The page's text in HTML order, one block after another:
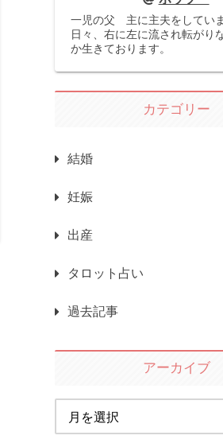
一児の父 主に主夫をしていま
日々、右に左に流され転がり
か生きております。
カテゴリー
結婚
妊娠
出産
タロット占い
過去記事
アーカイブ